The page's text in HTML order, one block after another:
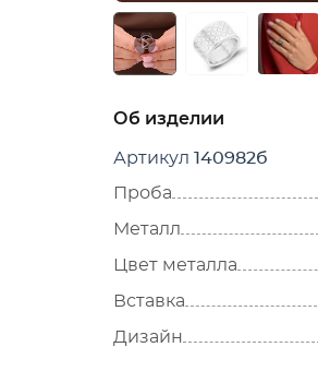
Об изделии
Артикул 140982б
Проба
Металл
Цвет металла
Вставка
Дизайн